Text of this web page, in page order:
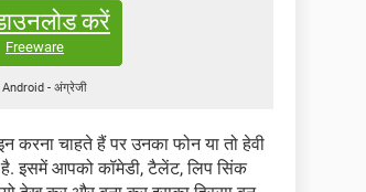
करें
Freeware
Android-अंग्रेजी
करना चाहते हैं पर उनका फोन या तो हेवी
इसमें आपको कॉमेडी, टैलेंट, लिप सिंक